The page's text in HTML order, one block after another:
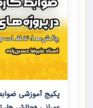
پکیج آموزشی